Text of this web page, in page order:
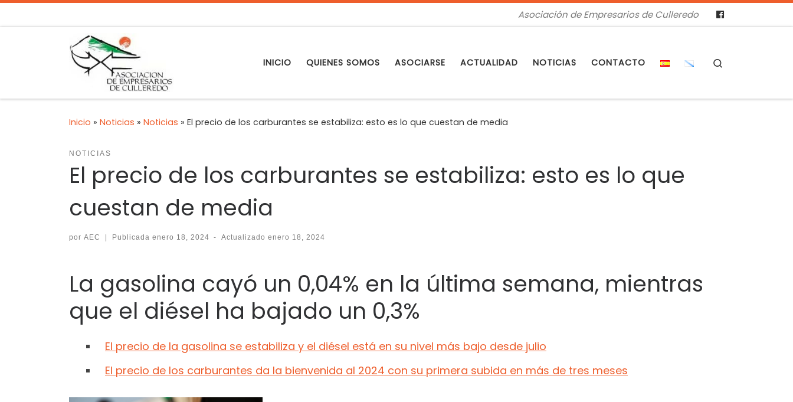
Asociación de Empresarios de Culleredo
INICIO QUIENES SOMOS ASOCIARSE ACTUALIDAD NOTICIAS CONTACTO
Inicio » Noticias » Noticias » El precio de los carburantes se estabiliza: esto es lo que cuestan de media
NOTICIAS
El precio de los carburantes se estabiliza: esto es lo que
cuestan de media
por AEC | Publicada enero 18, 2024 - Actualizadoenero 18, 2024
La gasolina cayó un 0,04% en la última semana, mientras
que el diésel ha bajado un 0,3%
El precio de la gasolina se estabiliza y el diésel está en su nivel más bajo desde julio
El precio de los carburantes da la bienvenida al 2024 con su primera subida en más de tres meses